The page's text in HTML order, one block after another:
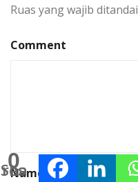
0
Shares
Ruas yang wajib ditandai
Comment
Name *